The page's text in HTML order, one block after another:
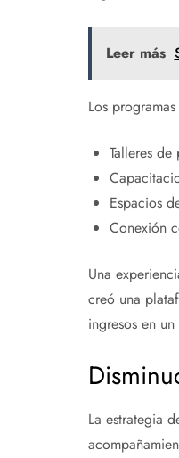
Leer más
Los
Talleres
Espacios
Conexión
Una
creó una
ingresos en
La estrategia